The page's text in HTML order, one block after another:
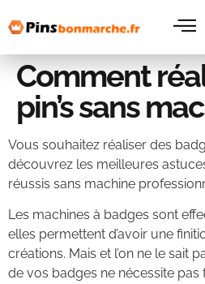
Comment
pin’s sans
Vous souhaitez réaliser des
découvrez les meilleures
réussis sans machine
Les machines à badges sont
elles permettent d’avoir une
créations. Mais et l’on ne le sait
de vos badges ne nécessite pas